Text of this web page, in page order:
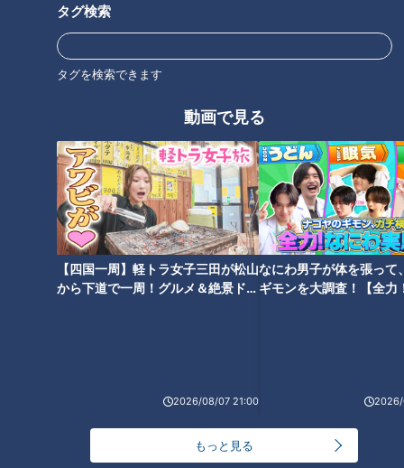
タグ検索
タグを検索できます
動画で見る
【四国一周】軽トラ女子三田が松山
から下道で一周！グルメ＆絶景ドラ
2026/08/07 21:00
なにわ男子が体を張って
ギモンを大調査！【全力
2026/
もっと見る
オススメ関連コンテンツ
森友文書問題に思う「灯台下暗
安倍vsトランプ・日米首脳会談
の注目ポイント